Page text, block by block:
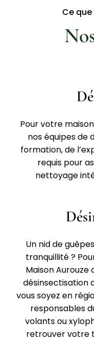
Ce
Pour votre
nos équipes de
formation, de
requis pour
nettoyage
Un nid de
tranquillité ?
Maison Aurouze
désinsectisation
vous soyez en
responsables
volants ou
retrouver votre